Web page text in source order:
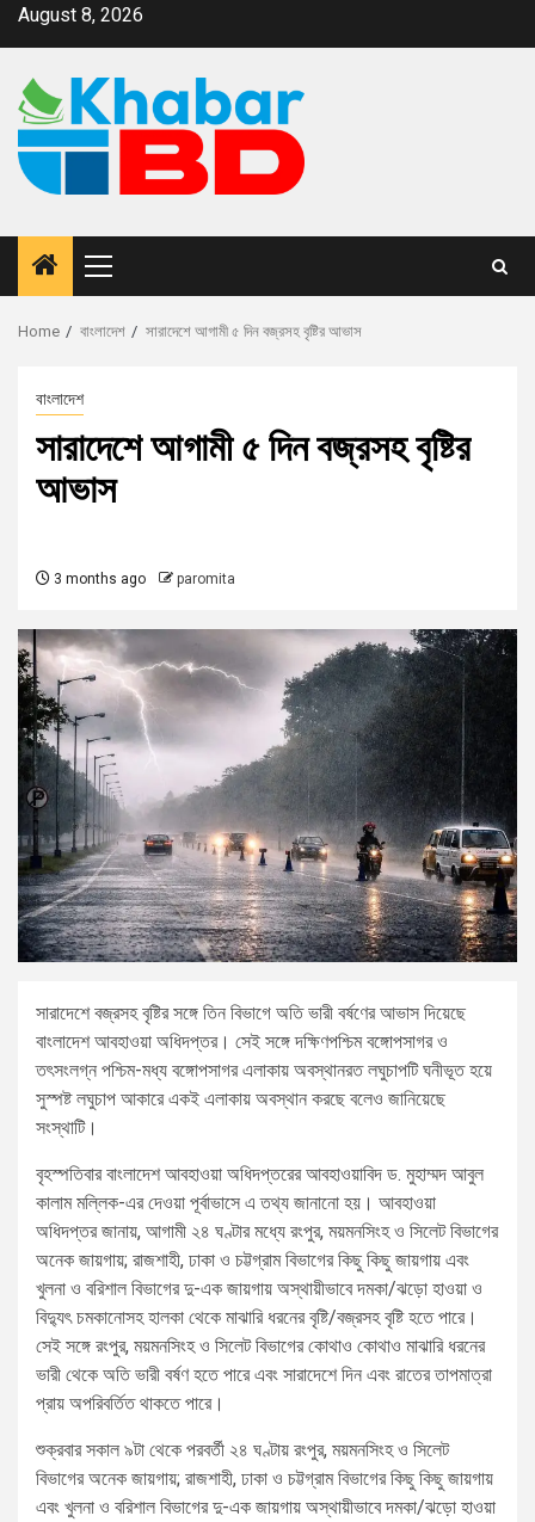
August 8, 2026
Home বাংলাদেশ সারাদেশে আগামী ৫ দিন বজ্রসহ বৃষ্টির আভাস
বাংলাদেশ
সারাদেশে আগামী ৫ দিন বজ্রসহ বৃষ্টির
আভাস
3 months ago paromita
সারাদেশে বজ্রসহ বৃষ্টির সঙ্গে তিন বিভাগে অতি ভারী বর্ষণের আভাস দিয়েছে
বাংলাদেশ আবহাওয়া অধিদপ্তর। সেই সঙ্গে দক্ষিণপশ্চিম বঙ্গোপসাগর ও
তৎসংলগ্ন পশ্চিম-মধ্য বঙ্গোপসাগর এলাকায় অবস্থানরত লঘুচাপটি ঘনীভূত হয়ে
সুস্পষ্ট লঘুচাপ আকারে একই এলাকায় অবস্থান করছে বলেও জানিয়েছে
সংস্থাটি।
বৃহস্পতিবার বাংলাদেশ আবহাওয়া অধিদপ্তরের আবহাওয়াবিদ ড. মুহাম্মদ আবুল
কালাম মল্লিক-এর দেওয়া পূর্বাভাসে এ তথ্য জানানো হয়। আবহাওয়া
অধিদপ্তর জানায়, আগামী ২৪ ঘণ্টার মধ্যে রংপুর, ময়মনসিংহ ও সিলেট বিভাগের
অনেক জায়গায়; রাজশাহী, ঢাকা ও চট্টগ্রাম বিভাগের কিছু কিছু জায়গায় এবং
খুলনা ও বরিশাল বিভাগের দু-এক জায়গায় অস্থায়ীভাবে দমকা/ঝড়ো হাওয়া ও
বিদ্যুৎ চমকানোসহ হালকা থেকে মাঝারি ধরনের বৃষ্টি/বজ্রসহ বৃষ্টি হতে পারে।
সেই সঙ্গে রংপুর, ময়মনসিংহ ও সিলেট বিভাগের কোথাও কোথাও মাঝারি ধরনের
ভারী থেকে অতি ভারী বর্ষণ হতে পারে এবং সারাদেশে দিন এবং রাতের তাপমাত্রা
প্রায় অপরিবর্তিত থাকতে পারে।
শুক্রবার সকাল ৯টা থেকে পরবর্তী ২৪ ঘণ্টায় রংপুর, ময়মনসিংহ ও সিলেট
বিভাগের অনেক জায়গায়; রাজশাহী, ঢাকা ও চট্টগ্রাম বিভাগের কিছু কিছু জায়গায়
এবং খুলনা ও বরিশাল বিভাগের দু-এক জায়গায় অস্থায়ীভাবে দমকা/ঝড়ো হাওয়া